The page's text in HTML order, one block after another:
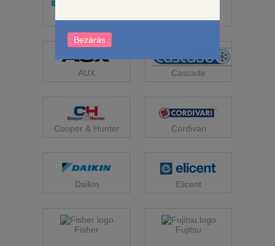
AUX Cascade
Cooper & Hunter Cordivari
Daikin Elicent
Fisher Fujitsu
Bezárás